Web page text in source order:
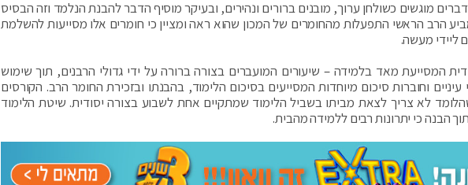
מוגשים כשולחן ערוך, מובנים ברורים ונהירים, ובעיקר מוסיף הדבר להבנת הנלמד וזה הבסיס
הרב הראשי התפעלות מהחומרים של המכון שהוא ראה ומציין כי חומרים אלו מסייעות להשלמת
ליידי מעשה.
המסייעת מאד בלמידה – שיעורים המועברים בצורה ברורה על ידי גדולי הרבנים, תוך שימוש
וחוברות סיכום מיוחדות המסייעים בסיכום הלימוד, בהבנתו ובזכירת החומר הרב. הקורסים
לא צריך לצאת מביתו בשביל הלימוד שמתקיים אחת לשבוע בצורה יסודית. שיטת הלימוד
הבנה כי יתרונות רבים ללמידה מהבית.